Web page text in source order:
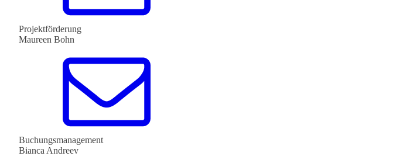
Projektförderung
Maureen Bohn
Buchungsmanagement
Bianca Andreev